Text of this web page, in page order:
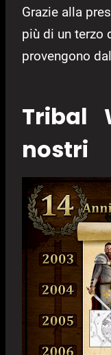
Grazie alla
più di un terzo
provengono
Tribal
nostri